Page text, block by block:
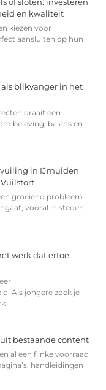
en kwaliteit
kiezen voor
aansluiten op hun
blikvanger in het
draait een
beleving, balans en
in IJmuiden
groeiend probleem
vooral in steden
werk dat ertoe
Als jongere zoek je
bestaande content
al een flinke voorraad
handleidingen